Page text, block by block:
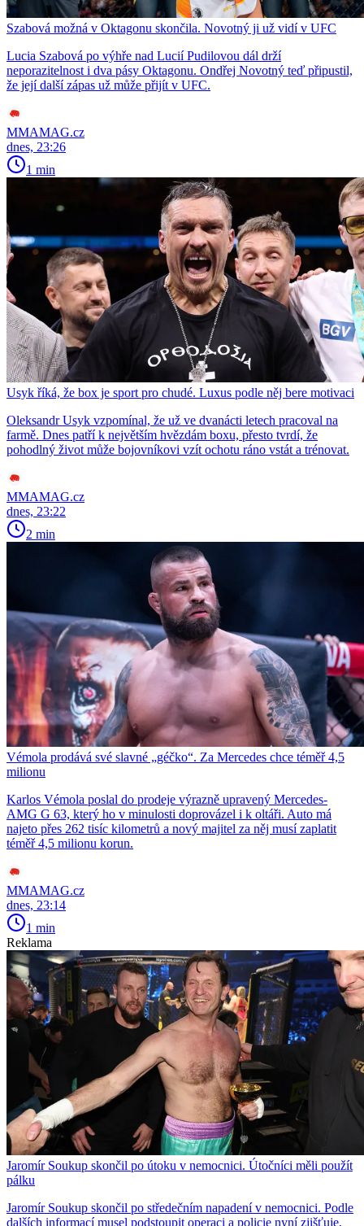
Szabová možná v Oktagonu skončila. Novotný ji už vidí v UFC
Lucia Szabová po výhře nad Lucií Pudilovou dál drží
neporazitelnost i dva pásy Oktagonu. Ondřej Novotný teď připustil,
že její další zápas už může přijít v UFC.
MMAMAG.cz
dnes, 23:26
1 min
Usyk říká, že box je sport pro chudé. Luxus podle něj bere motivaci
Oleksandr Usyk vzpomínal, že už ve dvanácti letech pracoval na
farmě. Dnes patří k největším hvězdám boxu, přesto tvrdí, že
pohodlný život může bojovníkovi vzít ochotu ráno vstát a trénovat.
MMAMAG.cz
dnes, 23:22
2 min
Vémola prodává své slavné „géčko“. Za Mercedes chce téměř 4,5
milionu
Karlos Vémola poslal do prodeje výrazně upravený Mercedes-
AMG G 63, který ho v minulosti doprovázel i k oltáři. Auto má
najeto přes 262 tisíc kilometrů a nový majitel za něj musí zaplatit
téměř 4,5 milionu korun.
MMAMAG.cz
dnes, 23:14
1 min
Reklama
Jaromír Soukup skončil po útoku v nemocnici. Útočníci měli použít
pálku
Jaromír Soukup skončil po středečním napadení v nemocnici. Podle
dalších informací musel podstoupit operaci a policie nyní zjišťuje,